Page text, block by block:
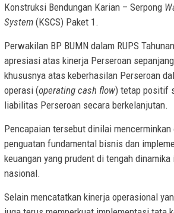
Konstruksi Bendungan Karian – Serpong
System (KSCS) Paket 1.
Perwakilan BP BUMN dalam RUPS
apresiasi atas kinerja Perseroan
khususnya atas keberhasilan Perseroan
operasi (operating cash flow) tetap positif
liabilitas Perseroan secara berkelanjutan.
Pencapaian tersebut dinilai
penguatan fundamental bisnis dan
keuangan yang prudent di tengah
nasional.
Selain mencatatkan kinerja operasional